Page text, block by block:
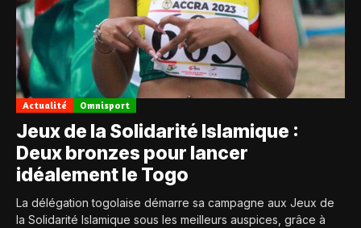
Actualité Omnisport
Jeux de la Solidarité Islamique :
Deux bronzes pour lancer
idéalement le Togo
La délégation togolaise démarre sa campagne aux Jeux de
la Solidarité Islamique sous les meilleurs auspices, grâce à